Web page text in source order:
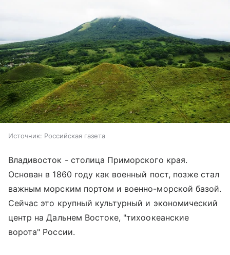
Источник: Российская газета
Владивосток - столица Приморского края.
Основан в 1860 году как военный пост, позже стал
важным морским портом и военно-морской базой.
Сейчас это крупный культурный и экономический
центр на Дальнем Востоке, "тихоокеанские
ворота" России.